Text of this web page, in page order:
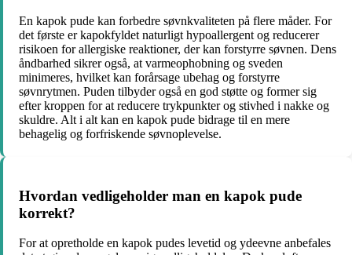
En kapok pude kan forbedre søvnkvaliteten på flere måder. For
det første er kapokfyldet naturligt hypoallergent og reducerer
risikoen for allergiske reaktioner, der kan forstyrre søvnen. Dens
åndbarhed sikrer også, at varmeophobning og sveden
minimeres, hvilket kan forårsage ubehag og forstyrre
søvnrytmen. Puden tilbyder også en god støtte og former sig
efter kroppen for at reducere trykpunkter og stivhed i nakke og
skuldre. Alt i alt kan en kapok pude bidrage til en mere
behagelig og forfriskende søvnoplevelse.
Hvordan vedligeholder man en kapok pude
korrekt?
For at opretholde en kapok pudes levetid og ydeevne anbefales